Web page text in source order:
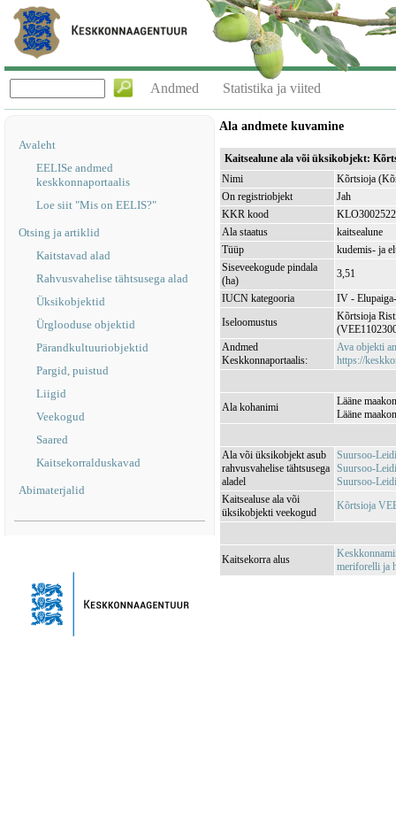
Andmed Statistika ja viited
Avaleht
EELISe andmed
keskkonnaportaalis
Loe siit "Mis on EELIS?"
Otsing ja artiklid
Kaitstavad alad
Rahvusvahelise tähtsusega alad
Üksikobjektid
Ürglooduse objektid
Pärandkultuuriobjektid
Pargid, puistud
Liigid
Veekogud
Saared
Kaitsekorralduskavad
Abimaterjalid
Ala andmete kuvamine
Kaitsealune ala või üksikobjekt:
Nimi
Kõrtsioja
On registriobjekt
Jah
KKR kood
KLO3002522
Ala staatus
kaitsealune
Tüüp
kudemis- ja
Siseveekogude pindala
(ha)
3,51
IUCN kategooria
IV -
Iseloomustus
Kõrtsioja
Andmed
Keskkonnaportaalis:
Ava objekti
https://
Ala kohanimi
Lääne
Lääne
Ala või üksikobjekt asub
rahvusvahelise tähtsusega
aladel
Suursoo-
Suursoo-
Suursoo-
Kaitsealuse ala või
üksikobjekti veekogud
Kõrtsioja
Kaitsekorra alus
meriforelli ja